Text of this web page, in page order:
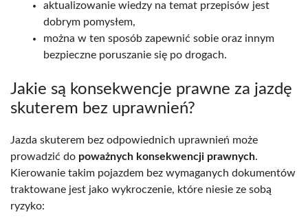
aktualizowanie wiedzy na temat przepisów jest
dobrym pomysłem,
można w ten sposób zapewnić sobie oraz innym
bezpieczne poruszanie się po drogach.
Jakie są konsekwencje prawne za jazdę
skuterem bez uprawnień?
Jazda skuterem bez odpowiednich uprawnień może
prowadzić do poważnych konsekwencji prawnych.
Kierowanie takim pojazdem bez wymaganych dokumentów
traktowane jest jako wykroczenie, które niesie ze sobą
ryzyko: